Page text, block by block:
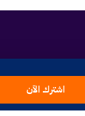
اشترك الآن